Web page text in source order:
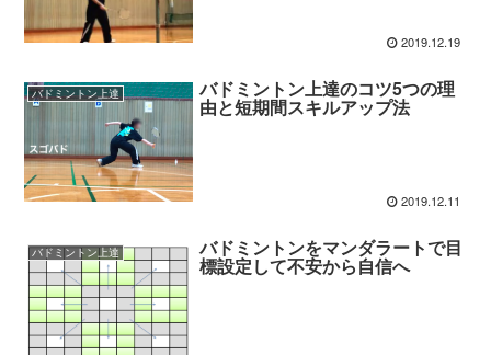
2019.12.19
バドミントン上達 バドミントン上達のコツ5つの理
由と短期間スキルアップ法
2019.12.11
バドミントン上達 バドミントンをマンダラートで目
標設定して不安から自信へ